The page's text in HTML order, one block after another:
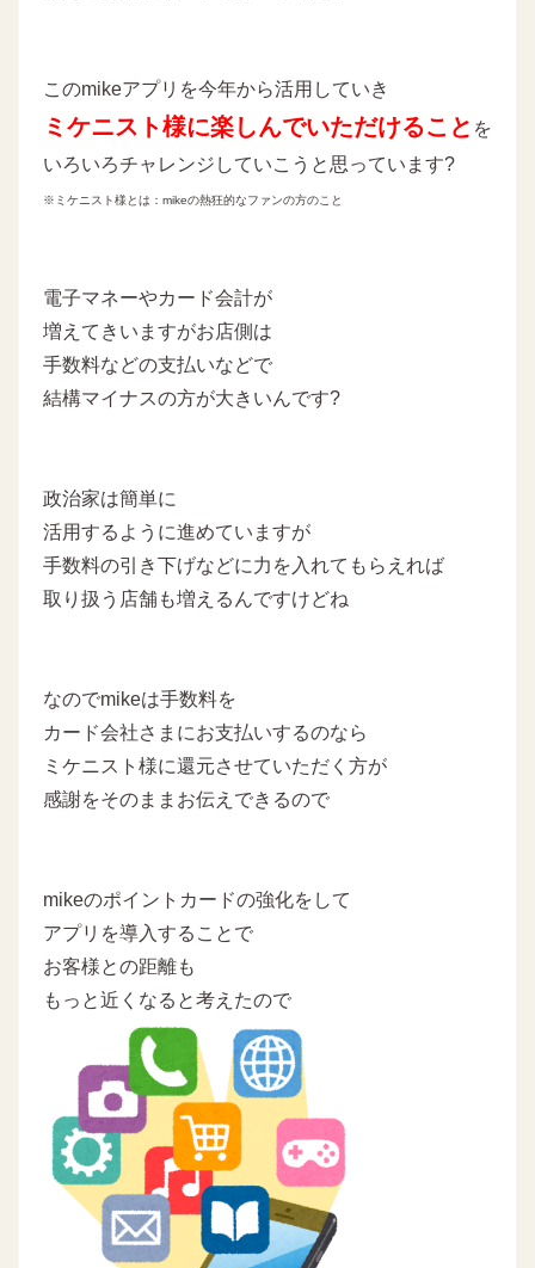
このmikeアプリを今年から活用していき
ミケニスト様に楽しんでいただけること を
いろいろチャレンジしていこうと思っています?
※ミケニスト様とは：mikeの熱狂的なファンの方のこと
電子マネーやカード会計が
増えてきいますがお店側は
手数料などの支払いなどで
結構マイナスの方が大きいんです?
政治家は簡単に
活用するように進めていますが
手数料の引き下げなどに力を入れてもらえれば
取り扱う店舗も増えるんですけどね
なのでmikeは手数料を
カード会社さまにお支払いするのなら
ミケニスト様に還元させていただく方が
感謝をそのままお伝えできるので
mikeのポイントカードの強化をして
アプリを導入することで
お客様との距離も
もっと近くなると考えたので